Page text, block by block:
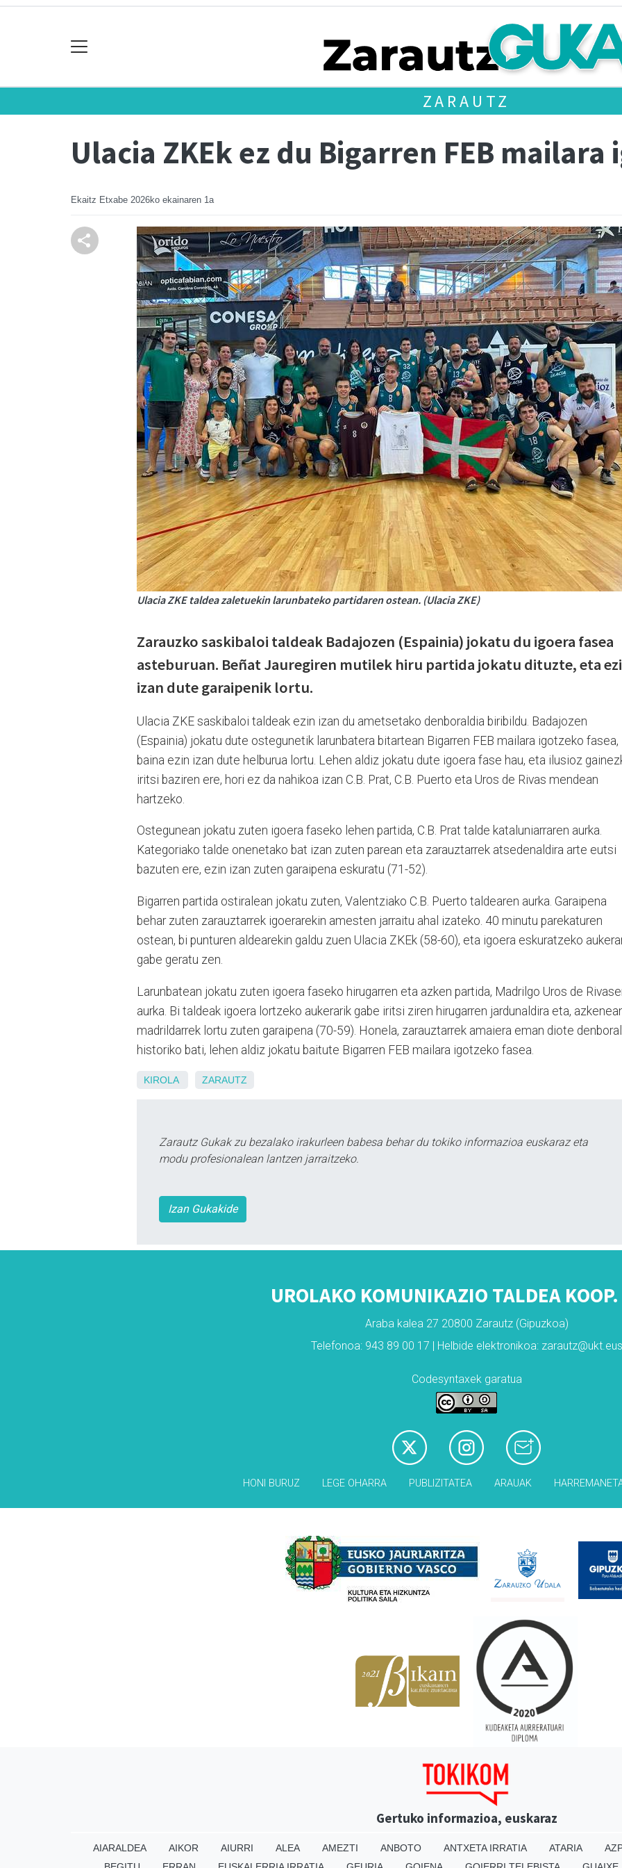
ZARAUTZ
Ulacia ZKEk ez du Bigarren FEB
Ekaitz Etxabe 2026ko ekainaren 1a
Ulacia ZKE taldea zaletuekin larunbateko partidaren ostean. (Ulacia ZKE)
Zarauzko saskibaloi taldeak Badajozen (Espainia) jokatu du igoera fasea
asteburuan. Beñat Jauregiren mutilek hiru partida jokatu dituzte, eta
izan dute garaipenik lortu.
Ulacia ZKE saskibaloi taldeak ezin izan du ametsetako denboraldia biribildu. Badajozen
(Espainia) jokatu dute ostegunetik larunbatera bitartean Bigarren FEB mailara igotzeko fasea,
baina ezin izan dute helburua lortu. Lehen aldiz jokatu dute igoera fase hau, eta ilusioz
iritsi baziren ere, hori ez da nahikoa izan C.B. Prat, C.B. Puerto eta Uros de Rivas mendean
hartzeko.
Ostegunean jokatu zuten igoera faseko lehen partida, C.B. Prat talde kataluniarraren aurka.
Kategoriako talde onenetako bat izan zuten parean eta zarauztarrek atsedenaldira arte eutsi
bazuten ere, ezin izan zuten garaipena eskuratu (71-52).
Bigarren partida ostiralean jokatu zuten, Valentziako C.B. Puerto taldearen aurka. Garaipena
behar zuten zarauztarrek igoerarekin amesten jarraitu ahal izateko. 40 minutu parekaturen
ostean, bi punturen aldearekin galdu zuen Ulacia ZKEk (58-60), eta igoera eskuratzeko
gabe geratu zen.
Larunbatean jokatu zuten igoera faseko hirugarren eta azken partida, Madrilgo Uros de
aurka. Bi taldeak igoera lortzeko aukerarik gabe iritsi ziren hirugarren jardunaldira eta,
madrildarrek lortu zuten garaipena (70-59). Honela, zarauztarrek amaiera eman diote
historiko bati, lehen aldiz jokatu baitute Bigarren FEB mailara igotzeko fasea.
KIROLA ZARAUTZ
Zarautz Gukak zu bezalako irakurleen babesa behar du tokiko informazioa euskaraz eta
modu profesionalean lantzen jarraitzeko.
Izan Gukakide
UROLAKO KOMUNIKAZIO TALDEA
Araba kalea 27 20800 Zarautz (Gipuzkoa)
Telefonoa: 943 89 00 17 | Helbide elektronikoa: zarautz@ukt.eus
Codesyntaxek garatua
HONI BURUZ LEGE OHARRA PUBLIZITATEA ARAUAK
Gertuko informazioa, euskaraz
AIARALDEA AIKOR AIURRI ALEA AMEZTI ANBOTO ANTXETA IRRATIA ATARIA